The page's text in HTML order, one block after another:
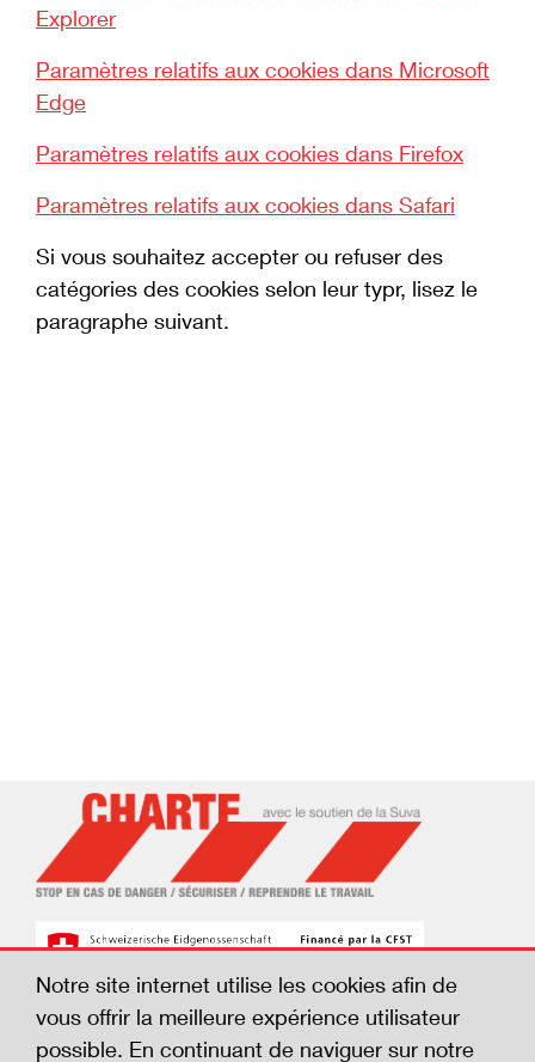
Explorer
Paramètres relatifs aux cookies dans Microsoft
Edge
Paramètres relatifs aux cookies dans Firefox
Paramètres relatifs aux cookies dans Safari
Si vous souhaitez accepter ou refuser des
catégories des cookies selon leur typr, lisez le
paragraphe suivant.
Notre site internet utilise les cookies afin de
vous offrir la meilleure expérience utilisateur
possible. En continuant de naviguer sur notre